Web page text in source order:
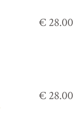
€ 28.00
€ 28.00